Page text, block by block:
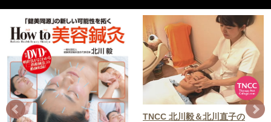
TNCC 北川毅＆北川直子の